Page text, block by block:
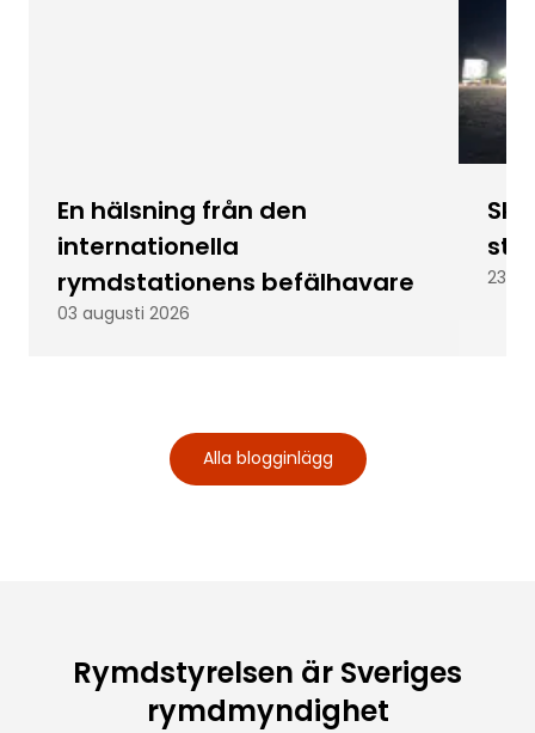
En hälsning från den
internationella
rymdstationens befälhavare
03 augusti 2026
23
Alla blogginlägg
Rymdstyrelsen är Sveriges
rymdmyndighet